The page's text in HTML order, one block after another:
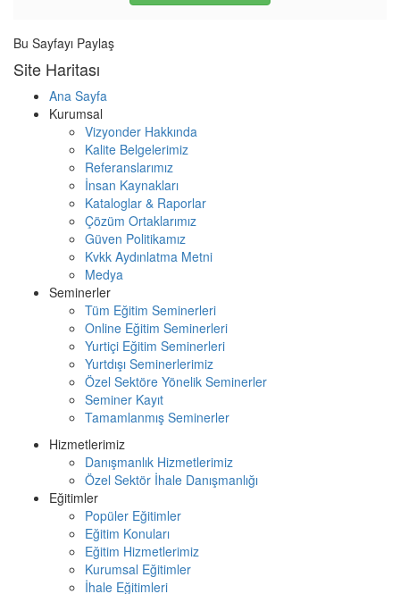
Bu Sayfayı Paylaş
Site Haritası
Ana Sayfa
Kurumsal
Vizyonder Hakkında
Kalite Belgelerimiz
Referanslarımız
İnsan Kaynakları
Kataloglar & Raporlar
Çözüm Ortaklarımız
Güven Politikamız
Kvkk Aydınlatma Metni
Medya
Seminerler
Tüm Eğitim Seminerleri
Online Eğitim Seminerleri
Yurtiçi Eğitim Seminerleri
Yurtdışı Seminerlerimiz
Özel Sektöre Yönelik Seminerler
Seminer Kayıt
Tamamlanmış Seminerler
Hizmetlerimiz
Danışmanlık Hizmetlerimiz
Özel Sektör İhale Danışmanlığı
Eğitimler
Popüler Eğitimler
Eğitim Konuları
Eğitim Hizmetlerimiz
Kurumsal Eğitimler
İhale Eğitimleri